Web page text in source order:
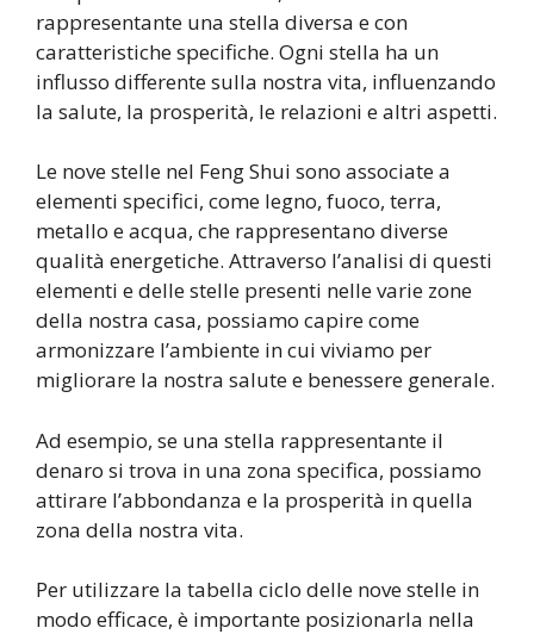
rappresentante una stella diversa e con
caratteristiche specifiche. Ogni stella ha un
influsso differente sulla nostra vita, influenzando
la salute, la prosperità, le relazioni e altri aspetti.
Le nove stelle nel Feng Shui sono associate a
elementi specifici, come legno, fuoco, terra,
metallo e acqua, che rappresentano diverse
qualità energetiche. Attraverso l’analisi di questi
elementi e delle stelle presenti nelle varie zone
della nostra casa, possiamo capire come
armonizzare l’ambiente in cui viviamo per
migliorare la nostra salute e benessere generale.
Ad esempio, se una stella rappresentante il
denaro si trova in una zona specifica, possiamo
attirare l’abbondanza e la prosperità in quella
zona della nostra vita.
Per utilizzare la tabella ciclo delle nove stelle in
modo efficace, è importante posizionarla nella